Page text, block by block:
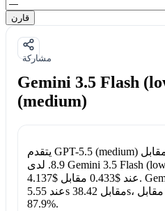
قارن
مشاركة
Gemini 3.5 Flash
(medium)
GPT-5.5 (medium)
8.9. لدى Gemini 3.5 Flash
عند$0.433 مقابل$4.137 .
عند5.55s مقابل38.42s
مقابل
87.9%.